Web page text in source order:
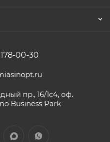
00-30
пр., 16/1с4, оф.
Business Park